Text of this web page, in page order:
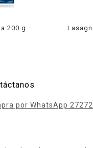
200 g
por WhatsApp